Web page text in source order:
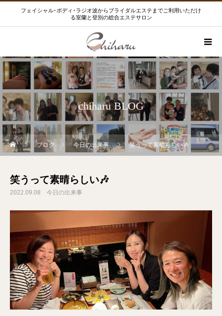
フェイシャル･ボディ･ラジオ波からブライダルエステまでご利用いただけ
る室蘭と登別の総合エステサロン
chiharu BLOG
ブログ 今日の出来事 笑うって素晴らしい🎶
笑うって素晴らしい🎶
2022.09.08 今日の出来事